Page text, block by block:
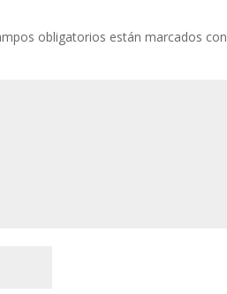
obligatorios están marcados con